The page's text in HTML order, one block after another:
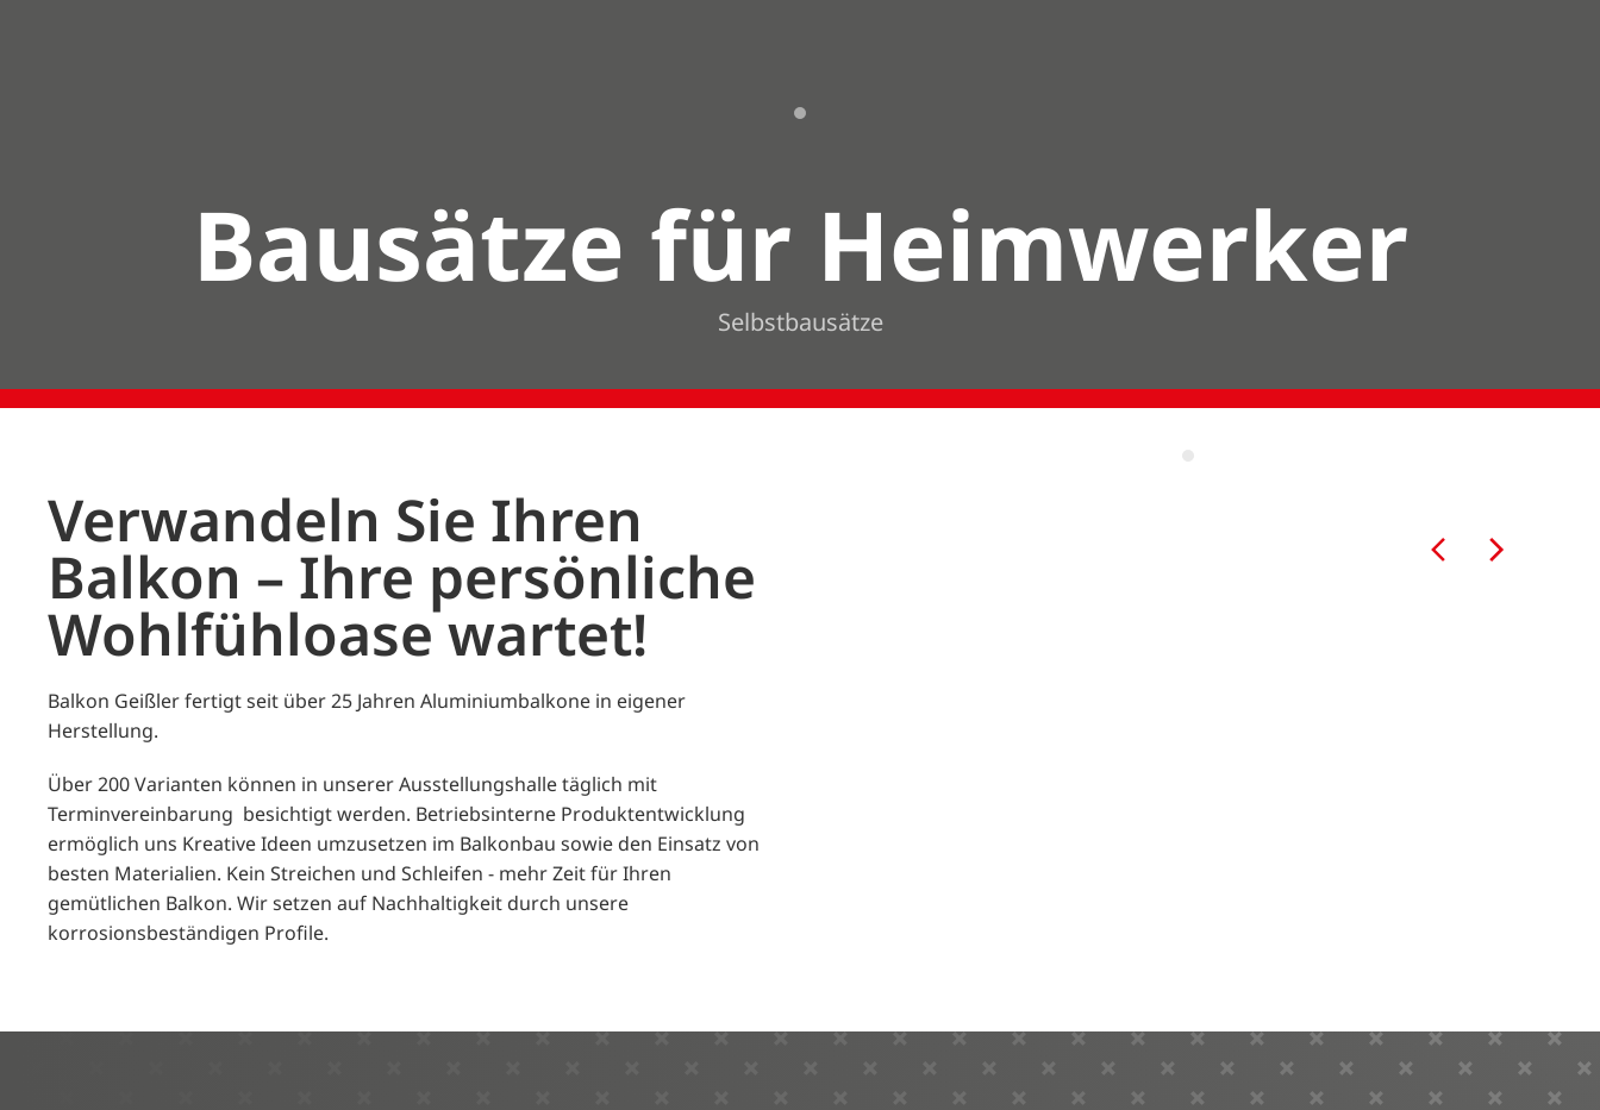
Bausätze für Heimwerker
Selbstbausätze
Verwandeln Sie Ihren
Balkon – Ihre persönliche
Wohl­fühloase wartet!
Balkon Geißler fertigt seit über 25 Jahren Aluminiumbalkone in eigener
Herstellung.
Über 200 Varianten können in unserer Ausstellungshalle täglich mit
Terminvereinbarung besichtigt werden. Betriebsinterne Produktentwicklung
ermöglich uns Kreative Ideen umzusetzen im Balkonbau sowie den Einsatz von
besten Materialien. Kein Streichen und Schleifen - mehr Zeit für Ihren
gemütlichen Balkon. Wir setzen auf Nachhaltigkeit durch unsere
korrosionsbeständigen Profile.